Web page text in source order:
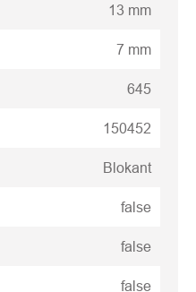
13 mm
7 mm
645
150452
Blokant
false
false
false